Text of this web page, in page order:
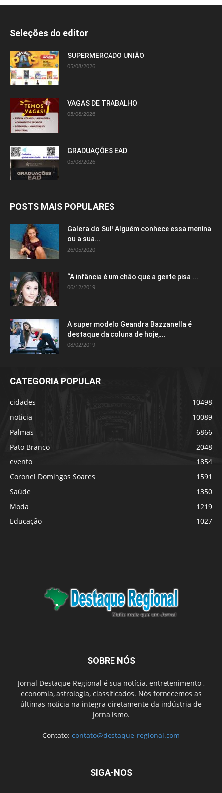
Seleções do editor
SUPERMERCADO UNIÃO
05/08/2026
VAGAS DE TRABALHO
05/08/2026
GRADUAÇÕES EAD
05/08/2026
POSTS MAIS POPULARES
Galera do Sul! Alguém conhece essa menina
ou a sua...
26/05/2020
“A infância é um chão que a gente pisa ...
06/12/2019
A super modelo Geandra Bazzanella é
destaque da coluna de hoje,...
08/02/2019
CATEGORIA POPULAR
cidades
10498
noticia
10089
Palmas
6866
Pato Branco
2048
evento
1854
Coronel Domingos Soares
1591
Saúde
1350
Moda
1219
Educação
1027
SOBRE NÓS
Jornal Destaque Regional é sua notícia, entretenimento ,
economia, astrologia, classificados. Nós fornecemos as
últimas noticia na integra diretamente da indústria de
jornalismo.
Contato: contato@destaque-regional.com
SIGA-NOS